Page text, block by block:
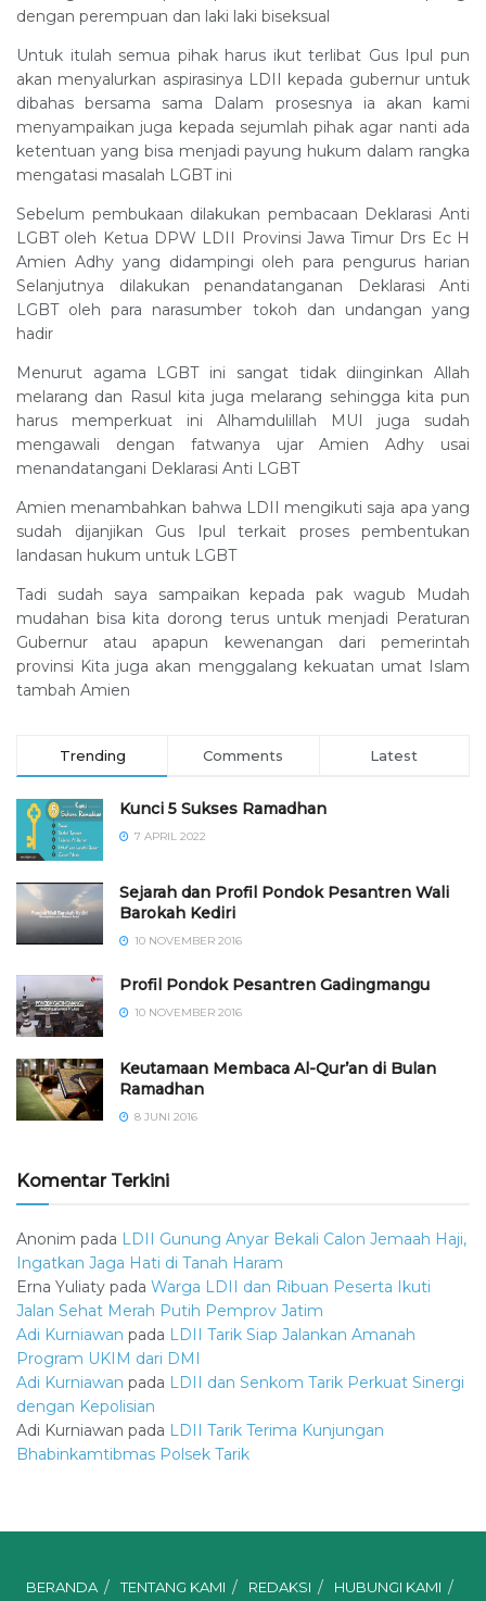
dengan perempuan dan laki laki biseksual
Untuk itulah semua pihak harus ikut terlibat Gus Ipul pun
akan menyalurkan aspirasinya LDII kepada gubernur untuk
dibahas bersama sama Dalam prosesnya ia akan kami
menyampaikan juga kepada sejumlah pihak agar nanti ada
ketentuan yang bisa menjadi payung hukum dalam rangka
mengatasi masalah LGBT ini
Sebelum pembukaan dilakukan pembacaan Deklarasi Anti
LGBT oleh Ketua DPW LDII Provinsi Jawa Timur Drs Ec H
Amien Adhy yang didampingi oleh para pengurus harian
Selanjutnya dilakukan penandatanganan Deklarasi Anti
LGBT oleh para narasumber tokoh dan undangan yang
hadir
Menurut agama LGBT ini sangat tidak diinginkan Allah
melarang dan Rasul kita juga melarang sehingga kita pun
harus memperkuat ini Alhamdulillah MUI juga sudah
mengawali dengan fatwanya ujar Amien Adhy usai
menandatangani Deklarasi Anti LGBT
Amien menambahkan bahwa LDII mengikuti saja apa yang
sudah dijanjikan Gus Ipul terkait proses pembentukan
landasan hukum untuk LGBT
Tadi sudah saya sampaikan kepada pak wagub Mudah
mudahan bisa kita dorong terus untuk menjadi Peraturan
Gubernur atau apapun kewenangan dari pemerintah
provinsi Kita juga akan menggalang kekuatan umat Islam
tambah Amien
Trending Comments Latest
Kunci 5 Sukses Ramadhan
7 APRIL 2022
Sejarah dan Profil Pondok Pesantren Wali
Barokah Kediri
10 NOVEMBER 2016
⁠⁠⁠Profil Pondok Pesantren Gadingmangu
10 NOVEMBER 2016
Keutamaan Membaca Al-Qur’an di Bulan
Ramadhan
8 JUNI 2016
Komentar Terkini
Anonim pada LDII Gunung Anyar Bekali Calon Jemaah Haji,
Ingatkan Jaga Hati di Tanah Haram
Erna Yuliaty pada Warga LDII dan Ribuan Peserta Ikuti
Jalan Sehat Merah Putih Pemprov Jatim
Adi Kurniawan pada LDII Tarik Siap Jalankan Amanah
Program UKIM dari DMI
Adi Kurniawan pada LDII dan Senkom Tarik Perkuat Sinergi
dengan Kepolisian
Adi Kurniawan pada LDII Tarik Terima Kunjungan
Bhabinkamtibmas Polsek Tarik
BERANDA TENTANG KAMI REDAKSI HUBUNGI KAMI